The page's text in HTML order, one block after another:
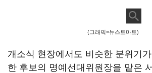
(그래픽=뉴스토마토)
개소식 현장에서도 비슷한 분위기
한 후보의 명예선대위원장을 맡은